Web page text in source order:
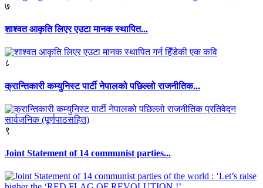
७
शाश्वत आकृति लिएर एउटा मानक स्थापित...
८
क्रान्तिकारी कम्युनिस्ट पार्टी नेपालको पछिल्लो राजनीतिक...
९
Joint Statement of 14 communist parties...